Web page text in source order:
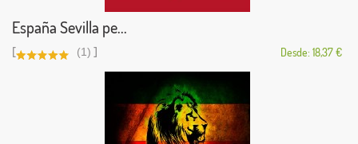
España Sevilla pe...
[ (1) ] Desde: 18,37 €